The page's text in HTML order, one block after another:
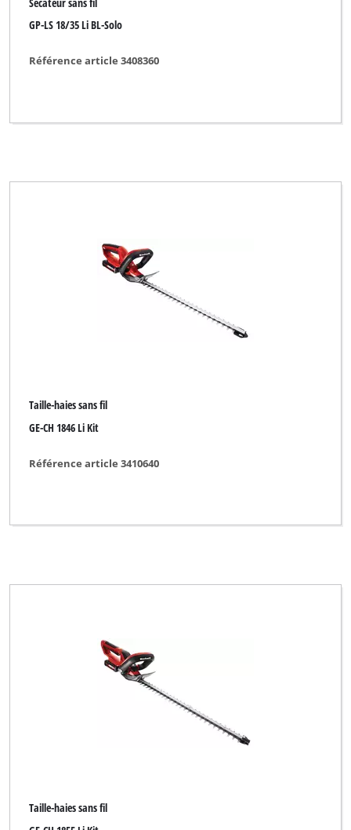
GP-LS 18/35 Li BL-Solo
Référence article 3408360
Taille-haies sans fil
GE-CH 1846 Li Kit
Référence article 3410640
Taille-haies sans fil